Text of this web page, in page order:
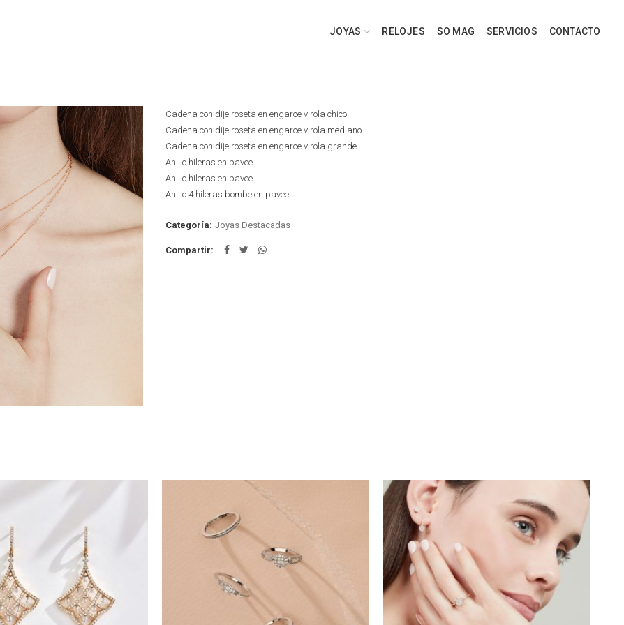
JOYAS RELOJES SO MAG SERVICIOS CONTACTO
Cadena con dije roseta en engarce virola chico.
Cadena con dije roseta en engarce virola mediano.
Cadena con dije roseta en engarce virola grande.
Anillo hileras en pavee.
Anillo hileras en pavee.
Anillo 4 hileras bombe en pavee.
Categoría: Joyas Destacadas
Compartir